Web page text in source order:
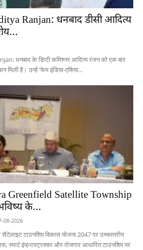
Ranjan: धनबाद डीसी आदित्य
धनबाद के डिप्टी कमिश्नर आदित्य रंजन को एक बार
मिली है। उन्हें 'फेम इंडिया-एशिया...
Greenfield Satellite Township
के...
08-2026
सैटेलाइट टाउनशिप विकास योजना 2047 पर उच्चस्तरीय
स्मार्ट इंफ्रास्ट्रक्चर और रोजगार आधारित टाउनशिप पर